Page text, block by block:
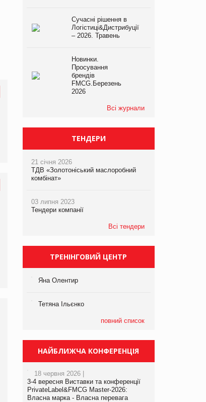
виробництва
компанії «УкраМарин»
Брагина Людмила
Просування компанії на
www.trademaster.ua.
правила. Особливості.
Сучасні рішення в
Логістиці&Дистрибуції
– 2026. Травень
Новинки.
Просування
брендів
FMCG.Березень
2026
Всі журнали
ТЕНДЕРИ
21 січня 2026
ТДВ «Золотоніський маслоробний
комбінат»
03 липня 2023
Тендери компанії
Всі тендери
ТРЕНІНГОВИЙ ЦЕНТР
Яна Олентир
Тетяна Ільєнко
повний список
НАЙБЛИЖЧА КОНФЕРЕНЦІЯ
18 червня 2026 |
3-4 вересня Виставки та конференції
PrivateLabel&FMCG Master-2026:
Власна марка - Власна перевага